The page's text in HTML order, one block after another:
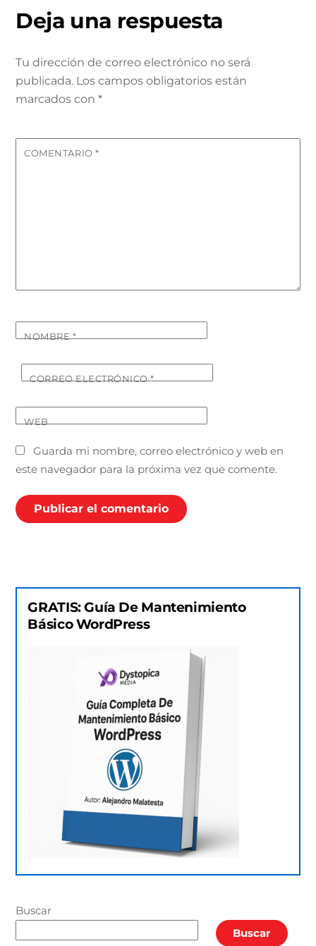
Deja una respuesta
Tu dirección de correo electrónico no será
publicada. Los campos obligatorios están
marcados con*
COMENTARIO*
NOMBRE*
CORREO ELECTRÓNICO*
WEB
Guarda mi nombre, correo electrónico y web en
este navegador para la próxima vez que comente.
GRATIS: Guía De Mantenimiento
Básico WordPress
Buscar
Buscar